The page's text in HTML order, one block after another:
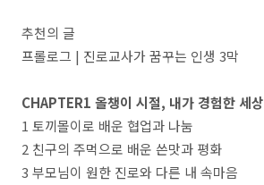
추천의 글
프롤로그 | 진로교사가 꿈꾸는 인생 3막
CHAPTER1 올챙이 시절, 내가 경험한 세상
1 토끼몰이로 배운 협업과 나눔
2 친구의 주먹으로 배운 쓴맛과 평화
3 부모님이 원한 진로와 다른 내 속마음